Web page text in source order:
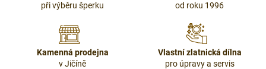
při výběru šperku
od roku 1996
Kamenná prodejna
v Jičíně
Vlastní zlatnická dílna
pro úpravy a servis